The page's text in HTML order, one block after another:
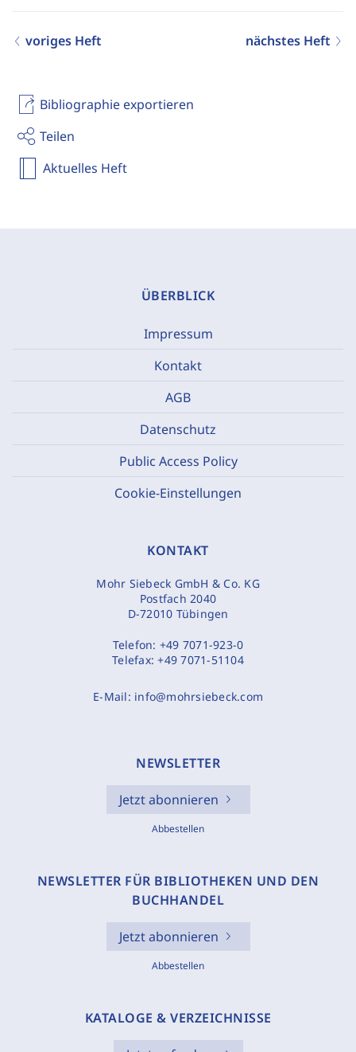
Bibliographie exportieren
Teilen
Aktuelles Heft
voriges Heft nächstes Heft
ÜBERBLICK
Impressum
Kontakt
AGB
Datenschutz
Public Access Policy
Cookie-Einstellungen
KONTAKT
Mohr Siebeck GmbH & Co. KG
Postfach 2040
D-72010 Tübingen
Telefon: +49 7071-923-0
Telefax:+49 7071-51104
E-Mail: info@mohrsiebeck.com
NEWSLETTER
Jetzt abonnieren
Abbestellen
NEWSLETTER FÜR BIBLIOTHEKEN UND DEN
BUCHHANDEL
Jetzt abonnieren
Abbestellen
KATALOGE & VERZEICHNISSE